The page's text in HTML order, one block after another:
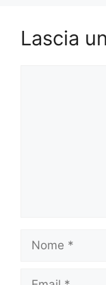
Lascia